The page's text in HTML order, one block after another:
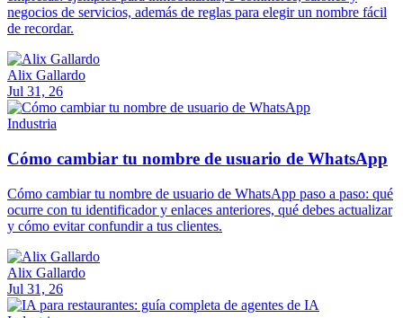
negocios de servicios, además de reglas para elegir un nombre fácil
de recordar.
Alix Gallardo
Jul 31, 26
Industria
Cómo cambiar tu nombre de usuario de WhatsApp
Cómo cambiar tu nombre de usuario de WhatsApp paso a paso: qué
ocurre con tu identificador y enlaces anteriores, qué debes actualizar
y cómo evitar confundir a tus clientes.
Alix Gallardo
Jul 31, 26